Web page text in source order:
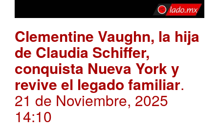
Clementine Vaughn, la hija
de Claudia Schiffer,
conquista Nueva York y
revive el legado familiar.
21 de Noviembre, 2025
14:10